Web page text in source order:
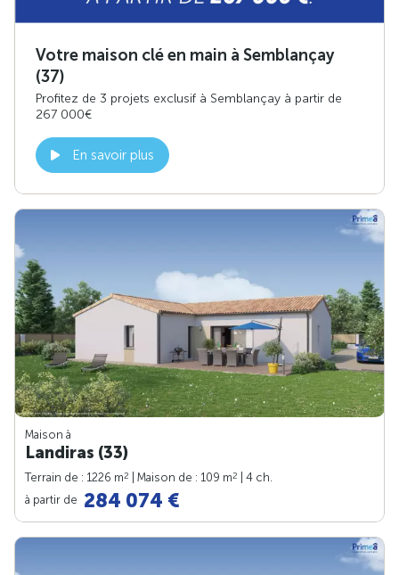
Votre maison clé en main à Semblançay
(37)
Profitez de 3 projets exclusif à Semblançay à partir de
267 000€
En savoir plus
Maison à
Landiras (33)
Terrain de : 1226 m2 | Maison de : 109 m2
| 4 ch.
à partir de 284 074 €